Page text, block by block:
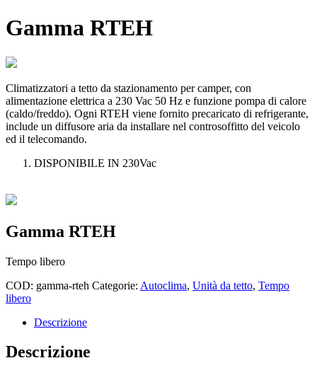
Gamma RTEH
Climatizzatori a tetto da stazionamento per camper, con
alimentazione elettrica a 230 Vac 50 Hz e funzione pompa di calore
(caldo/freddo). Ogni RTEH viene fornito precaricato di refrigerante,
include un diffusore aria da installare nel controsoffitto del veicolo
ed il telecomando.
DISPONIBILE IN 230Vac
Gamma RTEH
Tempo libero
COD: gamma-rteh Categorie: Autoclima, Unità da tetto, Tempo
libero
Descrizione
Descrizione